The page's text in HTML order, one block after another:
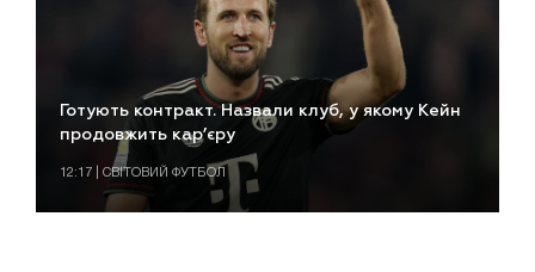
Готують контракт. Назвали клуб, у якому Кейн
продовжить кар’єру
12:17 | СВІТОВИЙ ФУТБОЛ